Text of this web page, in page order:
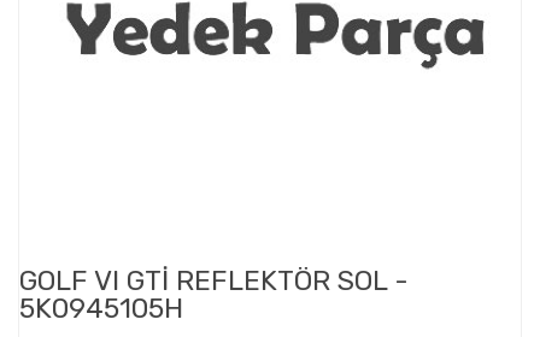
GOLF VI GTİ REFLEKTÖR SOL -
5K0945105H